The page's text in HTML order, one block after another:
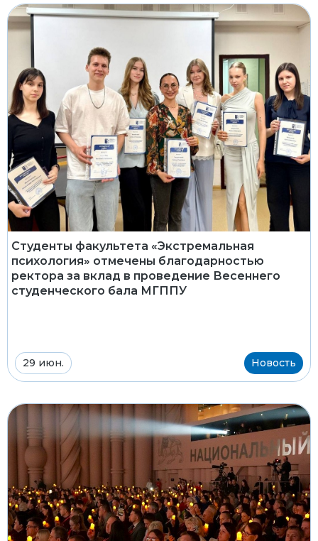
Студенты факультета «Экстремальная
психология» отмечены благодарностью
ректора за вклад в проведение Весеннего
студенческого бала МГППУ
29 июн. Новость